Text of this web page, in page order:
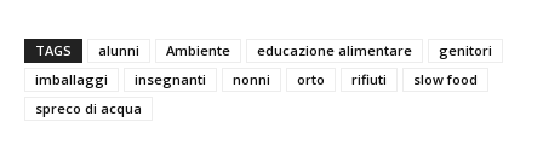
TAGS alunni Ambiente educazione alimentare
genitori
imballaggi
insegnanti nonni orto rifiuti
slow food
spreco di acqua